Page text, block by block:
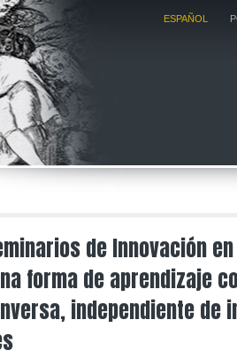
ESPAÑOL
de Innovación
forma de aprendizaje
independiente de